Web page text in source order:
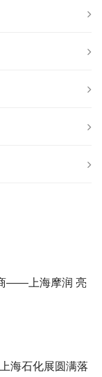
——上海摩润 亮
海石化展圆满落